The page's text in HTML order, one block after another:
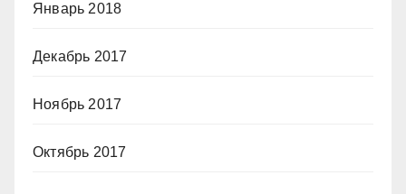
Январь 2018
Декабрь 2017
Ноябрь 2017
Октябрь 2017